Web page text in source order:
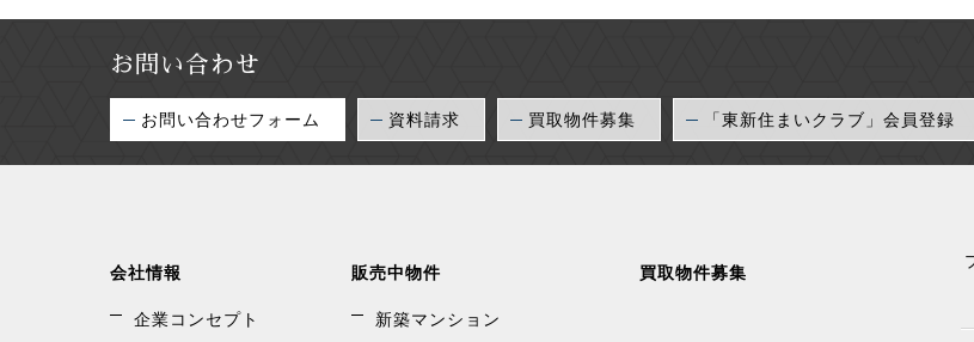
5．個人情報における組織的行動
(2) 取引のある企業及び個人に対し、規定の目的達成のための協力を要請します。
(3) 本基本方針は、弊社のインターネット・ホームページ（URL）、会社案内などに記載することにより、いつで
6．個人情報の利用目的について
(1) お客様へ弊社の商品及びサービスに関するご案内のための資料のご送付、情報のご提供を行うため（電子メー
(3) その他、弊社からお客様にご連絡するため。
お問い合わせ
お問い合わせフォーム 資料請求 買取物件募集 「東新住まいクラブ」会員登録
会社情報
企業コンセプト
販売中物件
新築マンション
買取物件募集